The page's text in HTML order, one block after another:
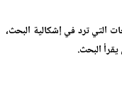
التي ترد في إشكالية البحث،
البحث.